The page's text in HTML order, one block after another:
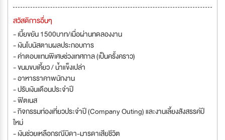
สวัสดิการอื่นๆ
- เบี้ยขยัน 1500บาท/เมื่อผ่านทดลองงาน
- เงินโบนัสตามผลประกอบการ
- ค่าตอบแทนพิเศษช่วงเทศกาล (เป็นครั้งคราว)
- ขนมขบเคี้ยว / น้ำแข็งเปล่า
- อาหารราคาพนักงาน
- ปรับเงินเดือนประจำปี
- ฟิตเนส
- กิจกรรมท่องเที่ยวประจำปี (Company Outing) และงานเลี้ยงสังสรรค์ปี
ใหม่
- เงินช่วยเหลือกรณีบิดา-มารดาเสียชีวิต